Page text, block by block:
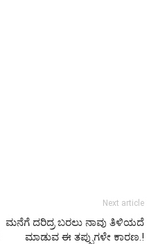
Next article
ಮನೆಗೆ ದರಿದ್ರ ಬರಲು ನಾವು ತಿಳಿಯದೆ
ಮಾಡುವ ಈ ತಪ್ಪುಗಳೇ ಕಾರಣ.!